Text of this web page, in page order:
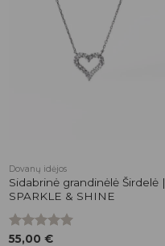
Dovanų idėjos
Sidabrinė grandinėlė Širdelė |
SPARKLE & SHINE
Įvertinimas:
55,00 €